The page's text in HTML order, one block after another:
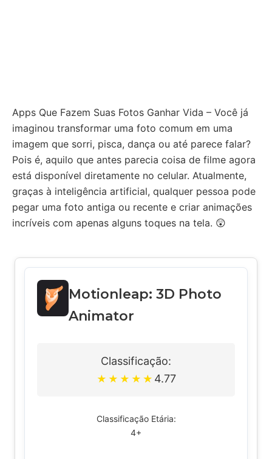
Apps Que Fazem Suas Fotos Ganhar Vida – Você já
imaginou transformar uma foto comum em uma
imagem que sorri, pisca, dança ou até parece falar?
Pois é, aquilo que antes parecia coisa de filme agora
está disponível diretamente no celular. Atualmente,
graças à inteligência artificial, qualquer pessoa pode
pegar uma foto antiga ou recente e criar animações
incríveis com apenas alguns toques na tela. 😲
Motionleap: 3D Photo
Animator
Classificação:
★ ★ ★ ★ ★ 4.77
Classificação Etária:
4+